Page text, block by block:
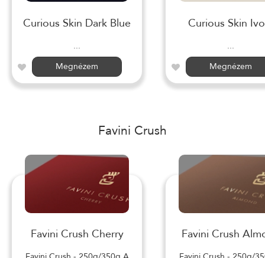
Curious Skin Dark Blue
...
Megnézem
Curious Skin
...
Megnézem
Favini Crush
Favini Crush Cherry Favini Crush